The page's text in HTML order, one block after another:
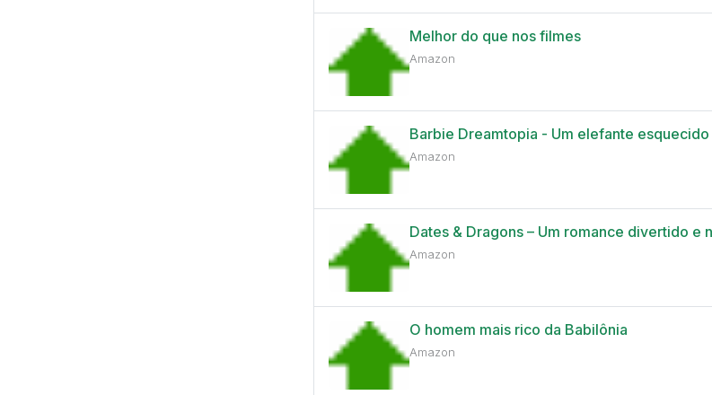
Melhor do que nos filmes
Amazon
Barbie Dreamtopia - Um elefante esquecido
Amazon
Dates & Dragons – Um romance divertido e
Amazon
O homem mais rico da Babilônia
Amazon